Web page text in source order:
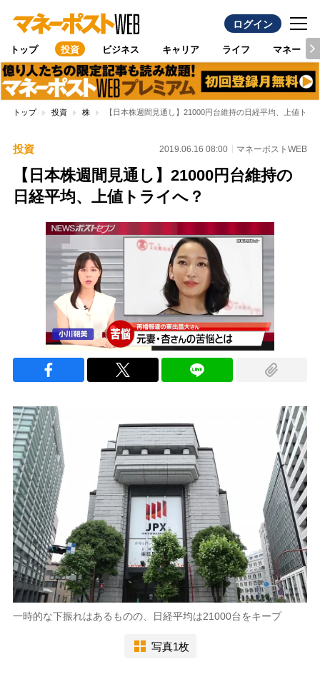
ログイン
トップ 投資 ビジネス キャリア ライフ マネー
トップ 投資 株 【日本株週間見通し】21000円台維持の日経平均、上値トラ
投資 2019.06.16 08:00 マネーポストWEB
【日本株週間見通し】21000円台維持の
日経平均、上値トライへ？
一時的な下振れはあるものの、日経平均は21000台をキープ
写真1枚